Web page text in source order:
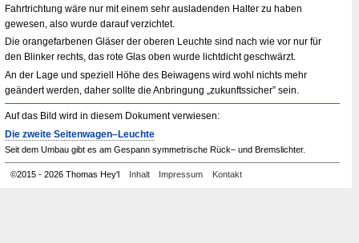
Fahrtrichtung wäre nur mit einem sehr ausladenden Halter zu haben
gewesen, also wurde darauf verzichtet.
Die orangefarbenen Gläser der oberen Leuchte sind nach wie vor nur für
den Blinker rechts, das rote Glas oben wurde lichtdicht geschwärzt.
An der Lage und speziell Höhe des Beiwagens wird wohl nichts mehr
geändert werden, daher sollte die Anbringung „zukunftssicher” sein.
Auf das Bild wird in diesem Dokument verwiesen:
Die zweite Seitenwagen–Leuchte
Seit dem Umbau gibt es am Gespann symmetrische Rück– und Bremslichter.
©2015 - 2026 Thomas Hey'l Inhalt Impressum Kontakt